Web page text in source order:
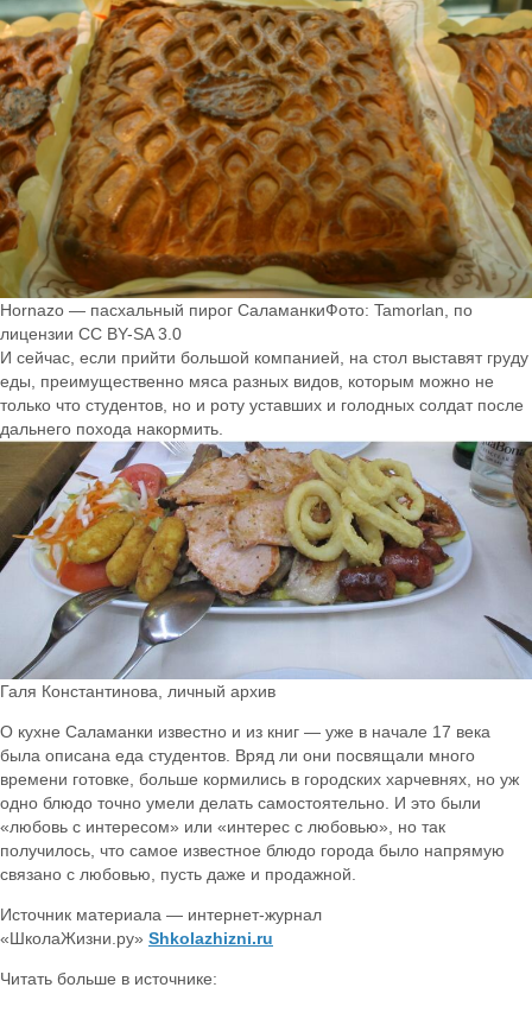
Hornazo — пасхальный пирог СаламанкиФото: Tamorlan, по
лицензии CC BY-SA 3.0
И сейчас, если прийти большой компанией, на стол выставят груду
еды, преимущественно мяса разных видов, которым можно не
только что студентов, но и роту уставших и голодных солдат после
дальнего похода накормить.
Галя Константинова, личный архив
О кухне Саламанки известно и из книг — уже в начале 17 века
была описана еда студентов. Вряд ли они посвящали много
времени готовке, больше кормились в городских харчевнях, но уж
одно блюдо точно умели делать самостоятельно. И это были
«любовь с интересом» или «интерес с любовью», но так
получилось, что самое известное блюдо города было напрямую
связано с любовью, пусть даже и продажной.
Источник материала — интернет-журнал
«ШколаЖизни.ру» Shkolazhizni.ru
Читать больше в источнике: